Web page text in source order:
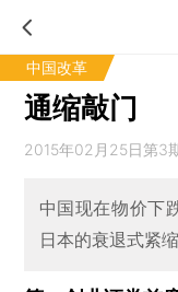
中国改革
通缩敲门
2015年02月25日第3
中国现在物价下
日本的衰退式紧